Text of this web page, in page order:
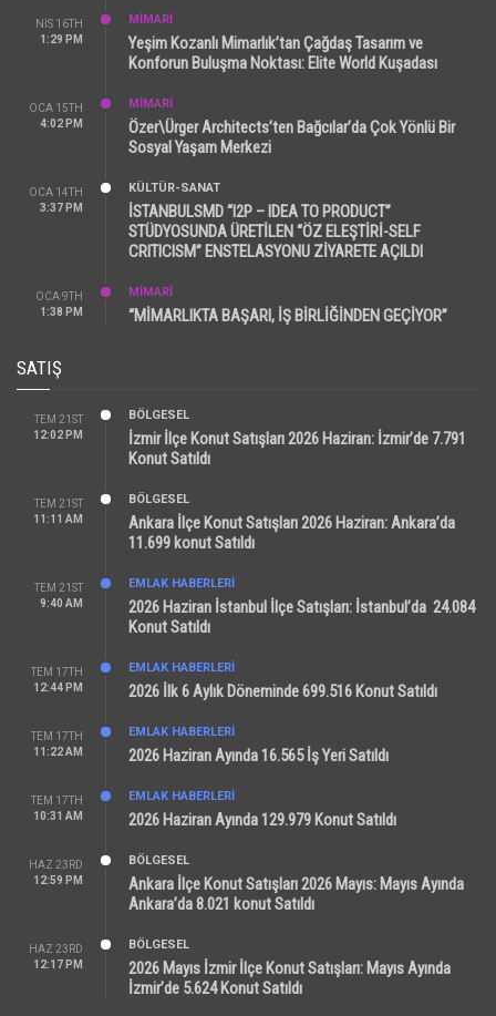
NIS 16TH
1:29 PM
MİMARİ
Yeşim Kozanlı Mimarlık’tan Çağdaş Tasarım ve
Konforun Buluşma Noktası: Elite World Kuşadası
OCA 15TH
4:02 PM
MİMARİ
Özer\Ürger Architects’ten Bağcılar’da Çok Yönlü Bir
Sosyal Yaşam Merkezi
OCA 14TH
3:37 PM
KÜLTÜR-SANAT
İSTANBULSMD “I2P – IDEA TO PRODUCT”
STÜDYOSUNDA ÜRETİLEN “ÖZ ELEŞTİRİ-SELF
CRITICISM” ENSTELASYONU ZİYARETE AÇILDI
OCA 9TH
1:38 PM
MİMARİ
“MİMARLIKTA BAŞARI, İŞ BİRLİĞİNDEN GEÇİYOR”
SATIŞ
TEM 21ST
12:02 PM
BÖLGESEL
İzmir İlçe Konut Satışları 2026 Haziran: İzmir’de 7.791
Konut Satıldı
TEM 21ST
11:11 AM
BÖLGESEL
Ankara İlçe Konut Satışları 2026 Haziran: Ankara’da
11.699 konut Satıldı
TEM 21ST
9:40 AM
EMLAK HABERLERI
2026 Haziran İstanbul İlçe Satışları: İstanbul’da 24.084
Konut Satıldı
TEM 17TH
12:44 PM
EMLAK HABERLERI
2026 İlk 6 Aylık Döneminde 699.516 Konut Satıldı
TEM 17TH
11:22 AM
EMLAK HABERLERI
2026 Haziran Ayında 16.565 İş Yeri Satıldı
TEM 17TH
10:31 AM
EMLAK HABERLERI
2026 Haziran Ayında 129.979 Konut Satıldı
HAZ 23RD
12:59 PM
BÖLGESEL
Ankara İlçe Konut Satışları 2026 Mayıs: Mayıs Ayında
Ankara’da 8.021 konut Satıldı
HAZ 23RD
12:17 PM
BÖLGESEL
2026 Mayıs İzmir İlçe Konut Satışları: Mayıs Ayında
İzmir’de 5.624 Konut Satıldı